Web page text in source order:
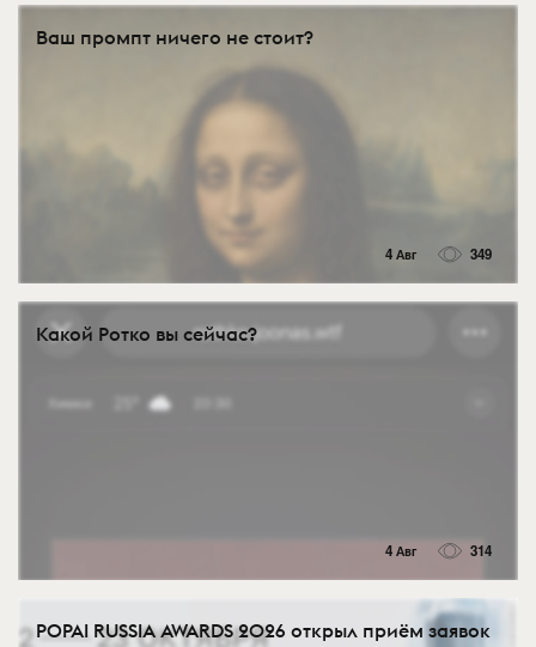
Ваш промпт ничего не стоит?
4 Авг 349
Какой Ротко вы сейчас?
4 Авг 314
POPAI RUSSIA AWARDS 2026 открыл приём заявок